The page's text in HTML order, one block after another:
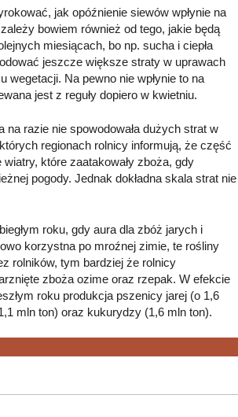
jak opóźnienie siewów wpłynie na
bowiem również od tego, jakie będą
miesiącach, bo np. sucha i ciepła
jeszcze większe straty w uprawach
wegetacji. Na pewno nie wpłynie to na
jest z reguły dopiero w kwietniu.
na razie nie spowodowała dużych strat w
regionach rolnicy informują, że część
wiatry, które zaatakowały zboża, gdy
pogody. Jednak dokładna skala strat nie
roku, gdy aura dla zbóż jarych i
korzystna po mroźnej zimie, te rośliny
rolników, tym bardziej że rolnicy
zboża ozime oraz rzepak. W efekcie
roku produkcja pszenicy jarej (o 1,6
mln ton) oraz kukurydzy (1,6 mln ton).